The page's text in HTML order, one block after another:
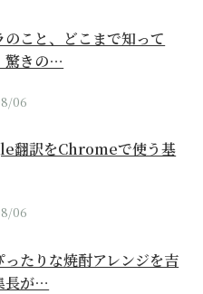
のこと、どこまで知って
きの…
06
翻訳をChromeで使う基
06
ったりな焼酎アレンジを吉
長が…